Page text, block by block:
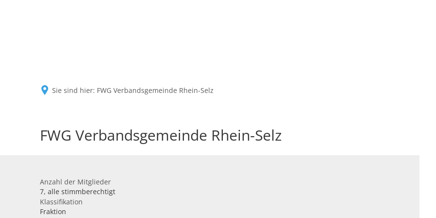
Sie sind hier: FWG Verbandsgemeinde Rhein-Selz
FWG Verbandsgemeinde Rhein-Selz
Anzahl der Mitglieder
7, alle stimmberechtigt
Klassifikation
Fraktion